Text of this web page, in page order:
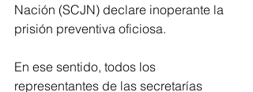
Nación (SCJN) declare inoperante la
prisión preventiva oficiosa.
En ese sentido, todos los
representantes de las secretarías